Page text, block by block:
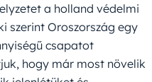
a holland védelmi
szerint Oroszország egy
csapatot
hogy már most növelik